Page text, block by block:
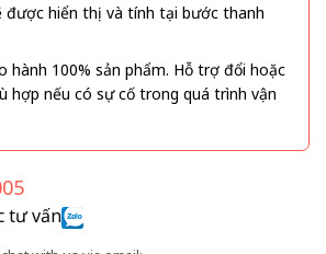
được hiển thị và tính tại bước thanh
hành 100% sản phẩm. Hỗ trợ đổi hoặc
hợp nếu có sự cố trong quá trình vận
tư vấn